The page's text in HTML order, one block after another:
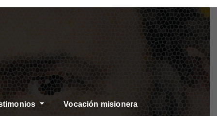
Vocación misionera